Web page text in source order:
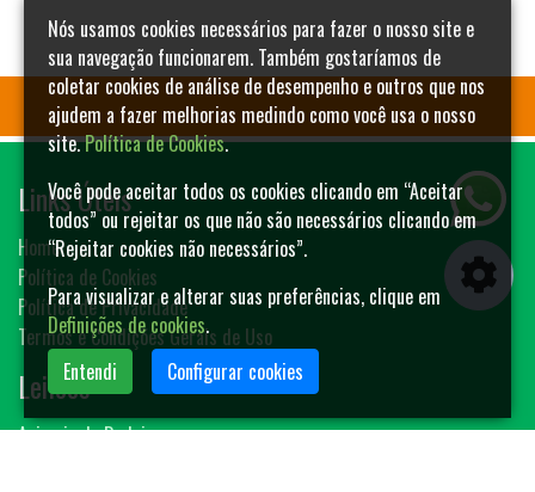
Links Úteis
Home
Política de Cookies
Política de Privacidade
Termos e Condições Gerais de Uso
Leilões
Animais de Rodeio
Nós usamos cookies necessários para fazer o nosso site e
sua navegação funcionarem. Também gostaríamos de
coletar cookies de análise de desempenho e outros que nos
ajudem a fazer melhorias medindo como você usa o nosso
site.Política de Cookies.
Você pode aceitar todos os cookies clicando em “Aceitar
todos” ou rejeitar os que não são necessários clicando em
“Rejeitar cookies não necessários”.
Para visualizar e alterar suas preferências, clique em
Definições de cookies.
Entendi
Configurar cookies